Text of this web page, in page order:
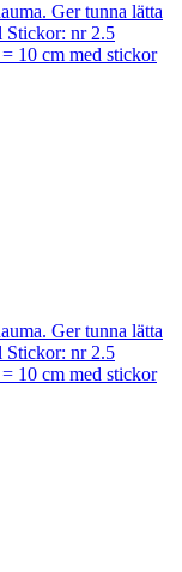
Ger tunna lätta
Stickor: nr 2.5
10 cm med stickor
Ger tunna lätta
Stickor: nr 2.5
10 cm med stickor